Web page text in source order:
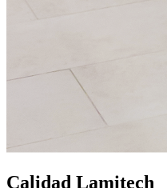
Calidad Lamitech